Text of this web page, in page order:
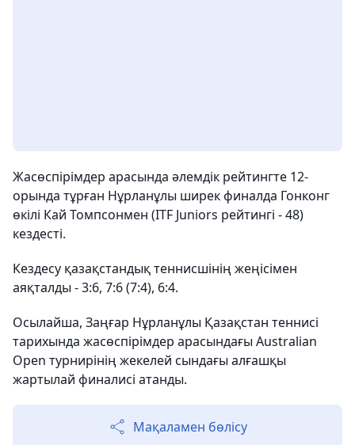
Жасөспірімдер арасында әлемдік рейтингте 12-
орында тұрған Нұрланұлы ширек финалда Гонконг
өкілі Кай Томпсонмен (ITF Juniors рейтингі - 48)
кездесті.
Кездесу қазақстандық теннисшінің жеңісімен
аяқталды - 3:6, 7:6 (7:4), 6:4.
Осылайша, Заңғар Нұрланұлы Қазақстан теннисі
тарихында жасөспірімдер арасындағы Australian
Open турнирінің жекелей сындағы алғашқы
жартылай финалисі атанды.
Мақаламен бөлісу